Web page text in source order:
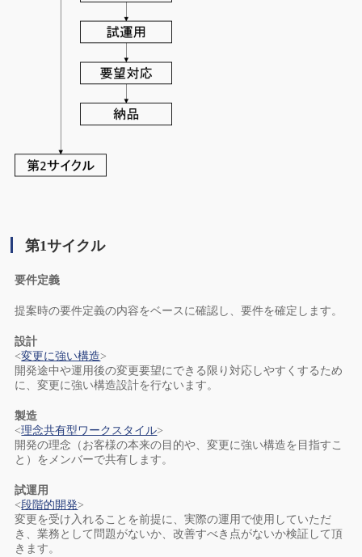
第1サイクル
要件定義
提案時の要件定義の内容をベースに確認し、要件を確定します。
設計
<変更に強い構造>
開発途中や運用後の変更要望にできる限り対応しやすくするため
に、変更に強い構造設計を行ないます。
製造
<理念共有型ワークスタイル>
開発の理念（お客様の本来の目的や、変更に強い構造を目指すこ
と）をメンバーで共有します。
試運用
<段階的開発>
変更を受け入れることを前提に、実際の運用で使用していただ
き、業務として問題がないか、改善すべき点がないか検証して頂
きます。